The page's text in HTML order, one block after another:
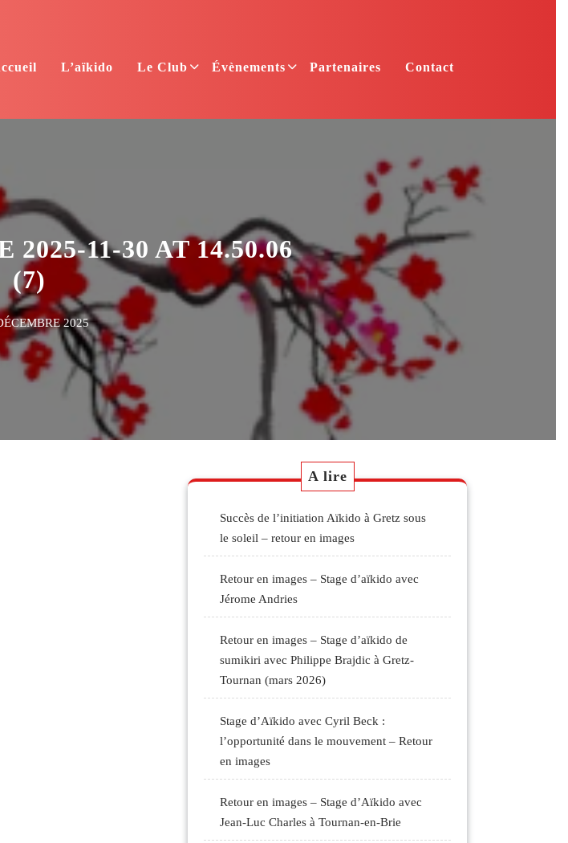
L’aïkido Le Club Évènements Partenaires Contact
11-30 AT 14.50.06
(7)
2025
A lire
Succès de l’initiation Aïkido à Gretz sous
le soleil – retour en images
Retour en images – Stage d’aïkido avec
Jérome Andries
Retour en images – Stage d’aïkido de
sumikiri avec Philippe Brajdic à Gretz-
Tournan (mars 2026)
Stage d’Aïkido avec Cyril Beck :
l’opportunité dans le mouvement – Retour
en images
Retour en images – Stage d’Aïkido avec
Jean-Luc Charles à Tournan-en-Brie